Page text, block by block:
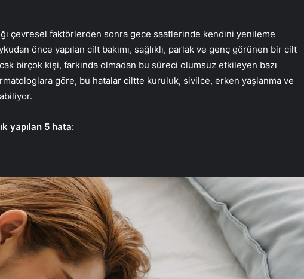
çevresel faktörlerden sonra gece saatlerinde kendini yenileme
önce yapılan cilt bakımı, sağlıklı, parlak ve genç görünen bir cilt
birçok kişi, farkında olmadan bu süreci olumsuz etkileyen bazı
göre, bu hatalar ciltte kuruluk, sivilce, erken yaşlanma ve
yapılan 5 hata: